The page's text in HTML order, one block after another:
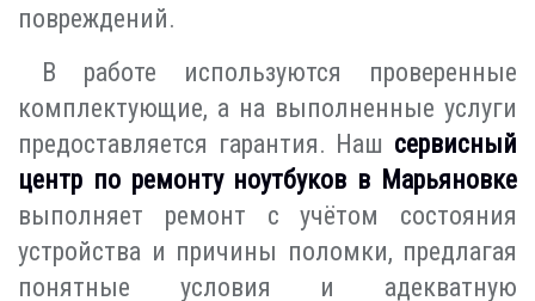
повреждений.
В работе используются проверенные
комплектующие, а на выполненные услуги
предоставляется гарантия. Наш сервисный
центр по ремонту ноутбуков в Марьяновке
выполняет ремонт с учётом состояния
устройства и причины поломки, предлагая
понятные условия и адекватную